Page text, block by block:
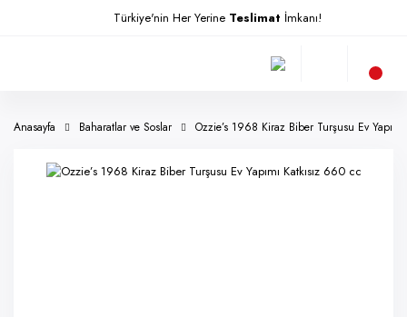
Türkiye'nin Her Yerine Teslimat İmkanı!
Anasayfa Baharatlar ve Soslar Ozzie’s 1968 Kiraz Biber Turşusu Ev